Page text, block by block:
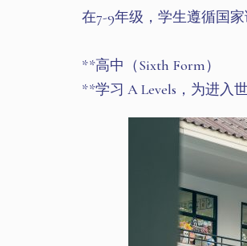
在7-9年级，学生遵循国
**高中（Sixth Form）
**学习 A Levels，为进入